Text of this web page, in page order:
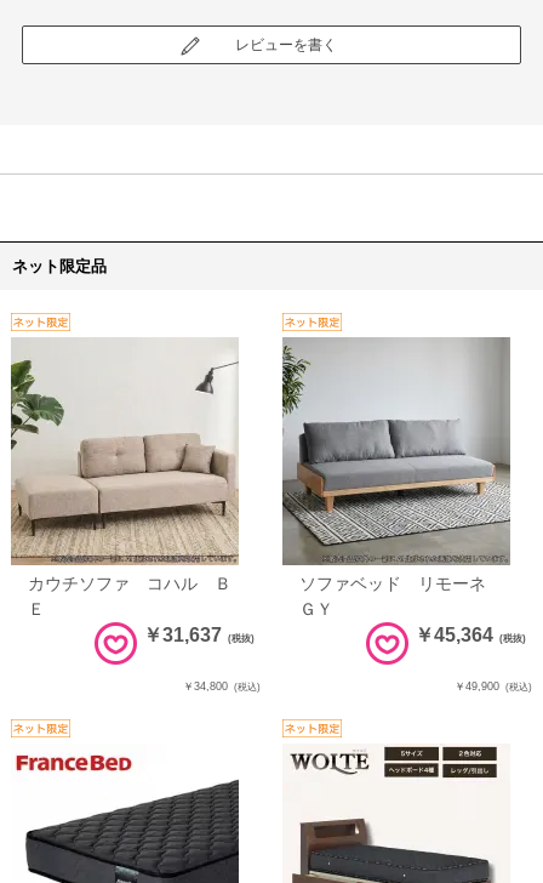
レビューを書く
ネット限定品
カウチソファ コハル Ｂ
Ｅ
￥31,637 (税抜)
￥34,800 (税込)
ソファベッド リモーネ
ＧＹ
￥45,364 (税抜)
￥49,900 (税込)